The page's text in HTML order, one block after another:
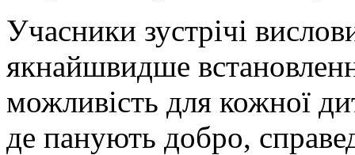
Учасники зустрічі
якнайшвидше
можливість для кожної
де панують добро,